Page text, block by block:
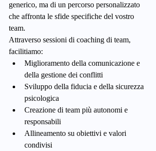
generico, ma di un percorso personalizzato
che affronta le sfide specifiche del vostro
team.
Attraverso sessioni di coaching di team,
facilitiamo:
Miglioramento della comunicazione e
della gestione dei conflitti
Sviluppo della fiducia e della sicurezza
psicologica
Creazione di team più autonomi e
responsabili
Allineamento su obiettivi e valori
condivisi